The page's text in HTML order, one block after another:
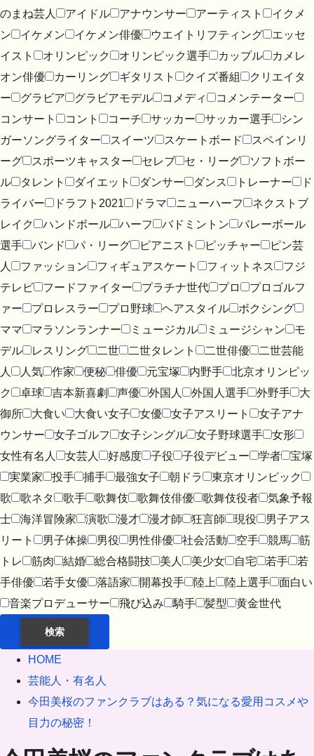
のまね芸人
アイドル アナウンサー アーティスト
イクメ
ン
イケメン イケメン俳優 ウエイトリフティング
エッセ
イスト
オリンピック オリンピック選手 カップル
カメレ
オン俳優
カーリング ギタリスト クイズ番組
クリエイタ
ー
グラビア グラビアモデル コメディ
コメンテーター
コンサート
コント コーチ サッカー サッカー選手
シン
ガーソングライター
スイーツ スケートボード
スペインリ
ーグ
スポーツキャスター セレブ セ・リーグ
ソフトボー
ル
タレント ダイエット ダンサー ダンス トレーナー
ド
ライバー
ドラフト2021 ドラマ ニューハーフ
ネクストブ
レイク
ハンドボール ハーフ バドミントン
バレーボール
選手
バンド パ・リーグ ピアニスト ピッチャー
ピン芸
人
ファッション フィギュアスケート フィットネス
フジ
テレビ
フードファイター プラチナ世代 プロ
プロゴルフ
ァー
プロレスラー プロ野球 ヘアスタイル
ボクシング
ママ
マラソンランナー ミュージカル ミュージシャン
モ
デル
レスリング 二世 二世タレント 二世俳優
二世芸能
人
人気 作家 便秘 俳優 元宝塚 内野手
北京オリンピッ
ク
卓球 吉本新喜劇 声優 外国人 外国人選手 外野手
大
御所
大食い 大食い女子 女優 女子アスリート
女子アナ
ウンサー
女子ゴルフ 女子シングル 女子野球選手
女形
女性有名人
女芸人 好感度 子役 子役デビュー 学者
宝塚
実業家
投手 捕手 最強女子 朝ドラ
東京オリンピック
歌
歌ネタ 歌手 歌舞伎 歌舞伎俳優 歌舞伎役者
気象予報
士
海洋冒険家 演歌 漫才 漫才師 狂言師 現役
男子アス
リート
男子体操 男役 男性俳優 社会活動 空手 競馬
筋
トレ
筋肉 結婚 総合格闘技 美人 美少女 自宅 若手
若
手俳優
若手女優 落語家 開幕投手 陸上 陸上選手
面白い
音楽プロデューサー
飛び込み 騎手 髪型 黄金世代
検索
HOME
芸能人・有名人
今田美桜のファンクラブはある？気になる愛用コスメや
目力の秘密！